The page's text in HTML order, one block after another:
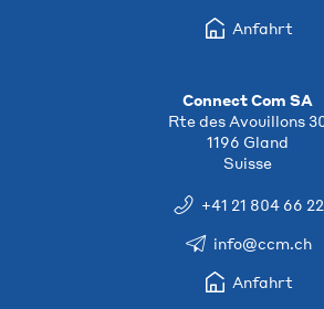
Anfahrt
Connect Com SA
Rte des Avouillons
1196 Gland
Suisse
+41 21 804 66 22
info@ccm.ch
Anfahrt